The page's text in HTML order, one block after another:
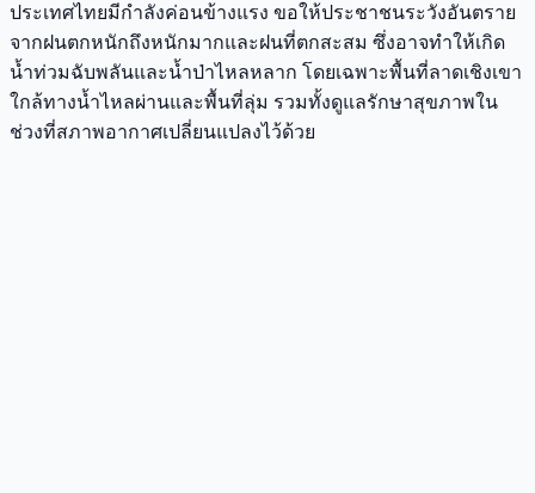
ประเทศไทยมีกำลังค่อนข้างแรง ขอให้ประชาชนระวังอันตราย
จากฝนตกหนักถึงหนักมากและฝนที่ตกสะสม ซึ่งอาจทำให้เกิด
น้ำท่วมฉับพลันและน้ำป่าไหลหลาก โดยเฉพาะพื้นที่ลาดเชิงเขา
ใกล้ทางน้ำไหลผ่านและพื้นที่ลุ่ม รวมทั้งดูแลรักษาสุขภาพใน
ช่วงที่สภาพอากาศเปลี่ยนแปลงไว้ด้วย